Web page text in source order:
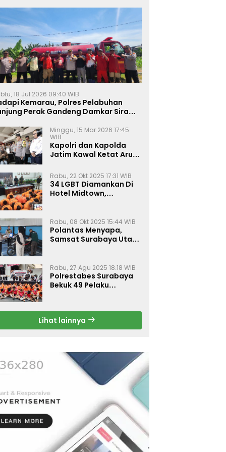
18 Jul 2026 09:40 WIB
Kemarau, Polres Pelabuhan
Perak Gandeng Damkar Siram
Minggu, 15 Mar 2026 17:45
WIB
Kapolri dan Kapolda
Jatim Kawal Ketat Arus
Rabu, 22 Okt 2025 17:31 WIB
34 LGBT Diamankan Di
Hotel Midtown,
Rabu, 08 Okt 2025 15:44 WIB
Polantas Menyapa,
Samsat Surabaya Utara
Rabu, 27 Agu 2025 18:18 WIB
Polrestabes Surabaya
Bekuk 49 Pelaku
Gratis
Lihat lainnya